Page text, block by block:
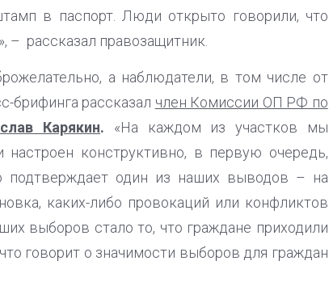
в паспорт. Люди открыто говорили, что
– рассказал правозащитник.
а наблюдатели, в том числе от
брифинга рассказал член Комиссии ОП РФ по
Карякин. «На каждом из участков мы
конструктивно, в первую очередь,
подтверждает один из наших выводов – на
каких-либо провокаций или конфликтов
выборов стало то, что граждане приходили
говорит о значимости выборов для граждан